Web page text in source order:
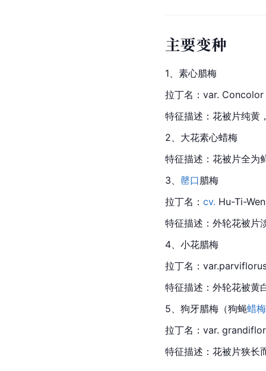
主要变种
1、 素心腊梅
拉丁名：var.
特征描述：花被片纯黄
2、大花素心蜡梅
特征描述：花被片全为
3、 罄口 腊梅
拉丁名： cv. Hu-Ti-Wen
特征描述：外轮花被片
4、小花腊梅
拉丁名：
特征描述：外轮花被黄
5、狗牙腊梅 （狗蝇蜡梅
拉丁名：var.
特征描述：花被片狭长